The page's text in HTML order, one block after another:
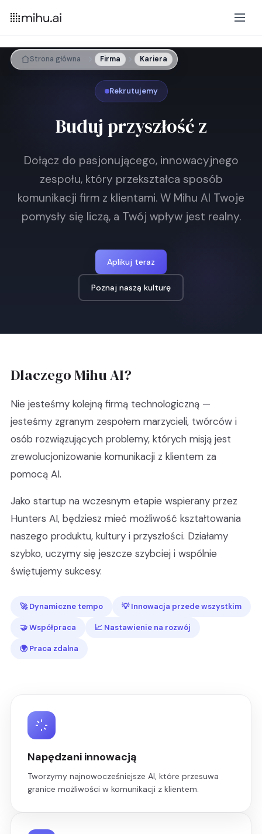
Strona główna Firma Kariera
Rekrutujemy
Buduj przyszłość z
Dołącz do pasjonującego, innowacyjnego
zespołu, który przekształca sposób
komunikacji firm z klientami. W Mihu AI Twoje
pomysły się liczą, a Twój wpływ jest realny.
Aplikuj teraz
Poznaj naszą kulturę
Dlaczego Mihu AI?
Nie jesteśmy kolejną firmą technologiczną —
jesteśmy zgranym zespołem marzycieli, twórców i
osób rozwiązujących problemy, których misją jest
zrewolucjonizowanie komunikacji z klientem za
pomocą AI.
Jako startup na wczesnym etapie wspierany przez
Hunters AI, będziesz mieć możliwość kształtowania
naszego produktu, kultury i przyszłości. Działamy
szybko, uczymy się jeszcze szybciej i wspólnie
świętujemy sukcesy.
🚀 Dynamiczne tempo 💡 Innowacja przede wszystkim
🤝 Współpraca 📈 Nastawienie na rozwój
🌍 Praca zdalna
Napędzani innowacją
Tworzymy najnowocześniejsze AI, które przesuwa
granice możliwości w komunikacji z klientem.